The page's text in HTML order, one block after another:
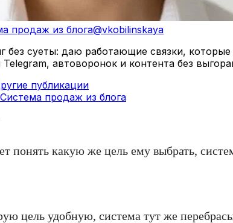
продаж из блога@vkobilinskaya
без суеты: даю работающие связки,
автоворонок и контента без
публикации
продаж из блога
понять какую же цель ему выбрать,
цель удобную, система тут же